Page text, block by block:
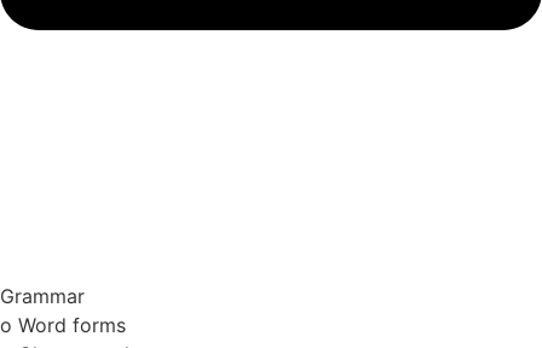
Grammar
o Word forms